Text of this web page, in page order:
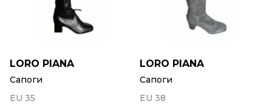
LORO PIANA
Сапоги
EU 35
LORO PIANA
Сапоги
EU 38